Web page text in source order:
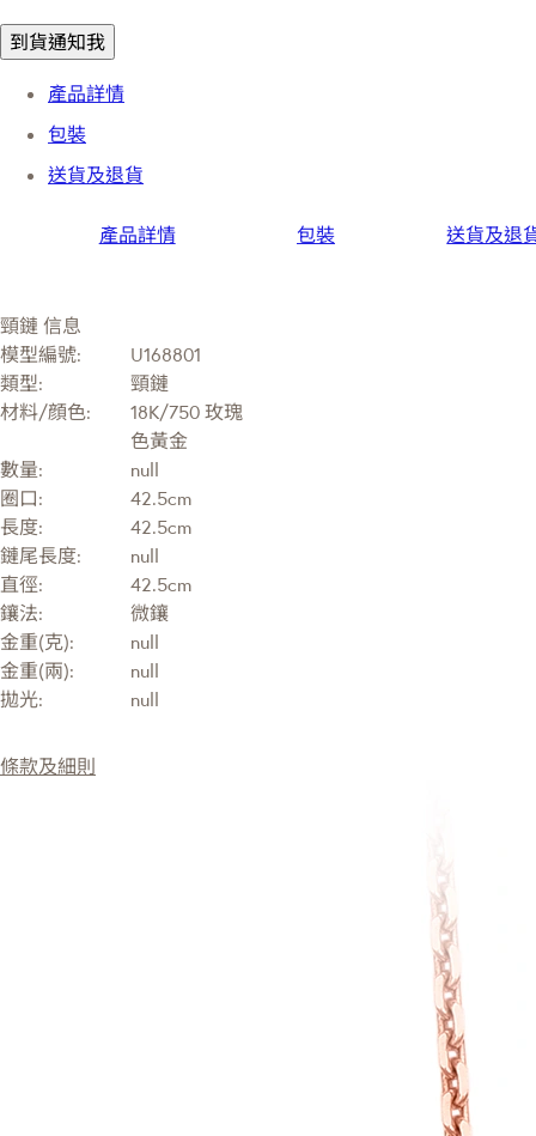
到貨通知我
產品詳情
包裝
送貨及退貨
產品詳情 包裝 送貨及退
頸鏈 信息
模型編號:
U168801
類型:
頸鏈
材料/顔色:
18K/750 玫瑰
色黃金
數量:
null
圈口:
42.5cm
長度:
42.5cm
鏈尾長度:
null
直徑:
42.5cm
鑲法:
微鑲
金重(克):
null
金重(兩):
null
拋光:
null
條款及細則